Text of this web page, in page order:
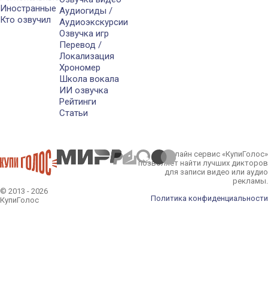
Иностранные
Кто озвучил
Аудиогиды /
Аудиоэкскурсии
Озвучка игр
Перевод /
Локализация
Хрономер
Школа вокала
ИИ озвучка
Рейтинги
Статьи
© 2013 - 2026
КупиГолос
Онлайн сервис «КупиГолос»
позволяет найти лучших дикторов
для записи видео или аудио
рекламы.
Политика конфиденциальности